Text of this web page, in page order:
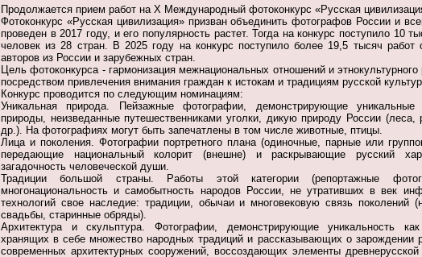
Продолжается прием работ на Х Международный фотоконкурс «Русская
Фотоконкурс «Русская цивилизация» призван объединить фотографов России и
проведен в 2017 году, и его популярность растет. Тогда на конкурс поступило 10
человек из 28 стран. В 2025 году на конкурс поступило более 19,5 тысяч
авторов из России и зарубежных стран.
Цель фотоконкурса - гармонизация межнациональных отношений и
посредством привлечения внимания граждан к истокам и традициям русской
Конкурс проводится по следующим номинациям:
Уникальная природа. Пейзажные фотографии, демонстрирующие
природы, неизведанные путешественниками уголки, дикую природу России (леса,
др.). На фотографиях могут быть запечатлены в том числе животные, птицы.
Лица и поколения. Фотографии портретного плана (одиночные, парные или
передающие национальный колорит (внешне) и раскрывающие русский
загадочность человеческой души.
Традиции большой страны. Работы этой категории (репортажные
многонациональность и самобытность народов России, не утративших в век
технологий свое наследие: традиции, обычаи и многовековую связь поколений
свадьбы, старинные обряды).
Архитектура и скульптура. Фотографии, демонстрирующие уникальность как
хранящих в себе множество народных традиций и рассказывающих о зарождении
современных архитектурных сооружений, воссоздающих элементы